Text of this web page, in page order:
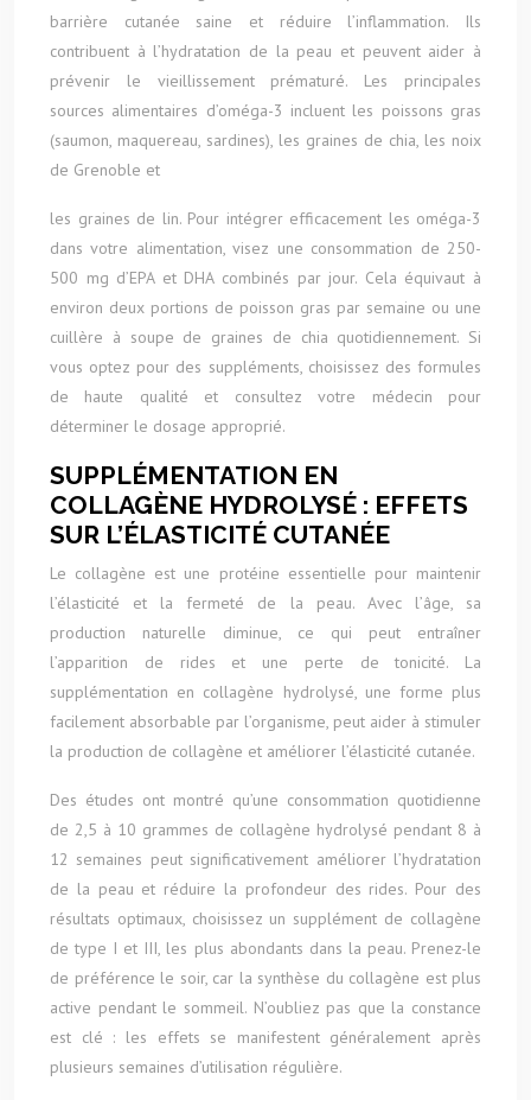
barrière cutanée saine et réduire l’inflammation. Ils
contribuent à l’hydratation de la peau et peuvent aider à
prévenir le vieillissement prématuré. Les principales
sources alimentaires d’oméga-3 incluent les poissons gras
(saumon, maquereau, sardines), les graines de chia, les noix
de Grenoble et
les graines de lin. Pour intégrer efficacement les oméga-3
dans votre alimentation, visez une consommation de 250-
500 mg d’EPA et DHA combinés par jour. Cela équivaut à
environ deux portions de poisson gras par semaine ou une
cuillère à soupe de graines de chia quotidiennement. Si
vous optez pour des suppléments, choisissez des formules
de haute qualité et consultez votre médecin pour
déterminer le dosage approprié.
SUPPLÉMENTATION EN
COLLAGÈNE HYDROLYSÉ : EFFETS
SUR L’ÉLASTICITÉ CUTANÉE
Le collagène est une protéine essentielle pour maintenir
l’élasticité et la fermeté de la peau. Avec l’âge, sa
production naturelle diminue, ce qui peut entraîner
l’apparition de rides et une perte de tonicité. La
supplémentation en collagène hydrolysé, une forme plus
facilement absorbable par l’organisme, peut aider à stimuler
la production de collagène et améliorer l’élasticité cutanée.
Des études ont montré qu’une consommation quotidienne
de 2,5 à 10 grammes de collagène hydrolysé pendant 8 à
12 semaines peut significativement améliorer l’hydratation
de la peau et réduire la profondeur des rides. Pour des
résultats optimaux, choisissez un supplément de collagène
de type I et III, les plus abondants dans la peau. Prenez-le
de préférence le soir, car la synthèse du collagène est plus
active pendant le sommeil. N’oubliez pas que la constance
est clé : les effets se manifestent généralement après
plusieurs semaines d’utilisation régulière.